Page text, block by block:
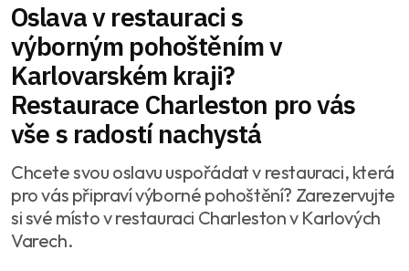
Oslava v restauraci s
výborným pohoštěním v
Karlovarském kraji?
Restaurace Charleston pro vás
vše s radostí nachystá
Chcete svou oslavu uspořádat v restauraci, která
pro vás připraví výborné pohoštění? Zarezervujte
si své místo v restauraci Charleston v Karlových
Varech.